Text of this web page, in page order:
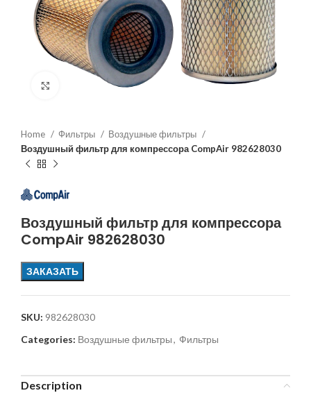
Увеличить
Home Фильтры
Воздушные фильтры
Воздушный фильтр для компрессора CompAir 982628030
Воздушный фильтр для компрессора
CompAir 982628030
ЗАКАЗАТЬ
SKU: 982628030
Categories: Воздушные фильтры, Фильтры
Description